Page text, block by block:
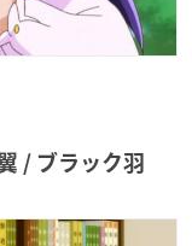
/ ブラック羽